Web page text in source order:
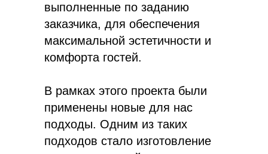
выполненные по заданию
заказчика, для обеспечения
максимальной эстетичности и
комфорта гостей.
В рамках этого проекта были
применены новые для нас
подходы. Одним из таких
подходов стало изготовление